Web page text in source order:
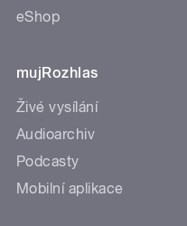
eShop
mujRozhlas
Živé vysílání
Audioarchiv
Podcasty
Mobilní aplikace